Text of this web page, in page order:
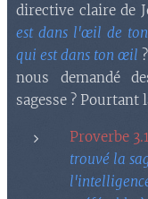
directive claire de
est dans l'œil de
qui est dans ton œil
nous demandé
sagesse ? Pourtant
Proverbe
trouvé la